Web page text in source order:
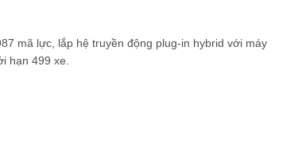
mã lực, lắp hệ truyền động plug-in hybrid với máy
hạn 499 xe.